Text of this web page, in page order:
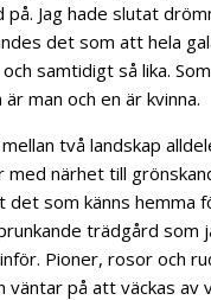
Jag hade slutat
det som att hela
samtidigt så lika.
man och en är kvinna.
två landskap
närhet till
det som känns hemma
trädgård
Pioner, rosor och
väntar på att väckas